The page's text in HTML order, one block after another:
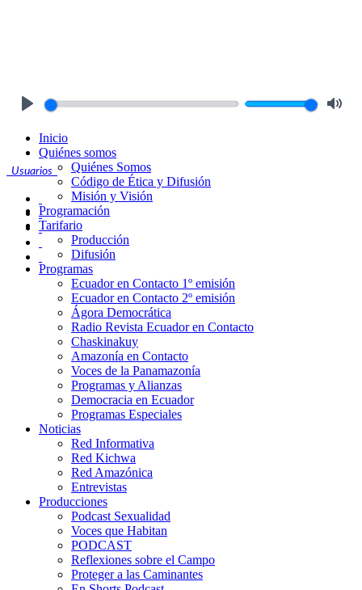
Usuarios
Inicio
Quiénes somos
Quiénes Somos
Código de Ética y Difusión
Misión y Visión
Programación
Tarifario
Producción
Difusión
Programas
Ecuador en Contacto 1º emisión
Ecuador en Contacto 2º emisión
Ágora Democrática
Radio Revista Ecuador en Contacto
Chaskinakuy
Amazonía en Contacto
Voces de la Panamazonía
Programas y Alianzas
Democracia en Ecuador
Programas Especiales
Noticias
Red Informativa
Red Kichwa
Red Amazónica
Entrevistas
Producciones
Podcast Sexualidad
Voces que Habitan
PODCAST
Reflexiones sobre el Campo
Proteger a las Caminantes